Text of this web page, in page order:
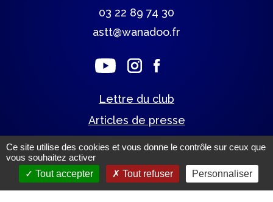
03 22 89 74 30
astt@wanadoo.fr
Lettre du club
Articles de presse
Mentions légales.
Un site éco-conçu par
Ce site utilise des cookies et vous donne le contrôle sur ceux que
vous souhaitez activer
Tout accepter
Tout refuser Personnaliser